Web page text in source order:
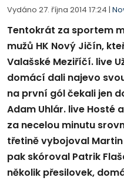
Vydáno 27. října 2014 17:24 |
Tentokrát za sportem
mužů HK Nový Jičín,
Valašské Meziříčí. live
domácí dali najevo
na první gól čekali jen
Adam Uhlár. live Hosté
za necelou minutu
třetině vybojoval
pak skóroval Patrik
několik přesilovek,